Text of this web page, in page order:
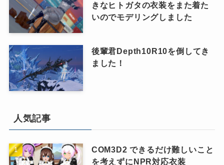
きなヒトガタの衣装をまた着た
いのでモデリングしました
後輩君Depth10R10を倒してき
ました！
人気記事
COM3D2 できるだけ難しいこと
を考えずにNPR対応衣装